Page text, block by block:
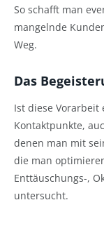
So schafft man
mangelnde
Weg.
Das
Ist diese
Kontaktpunkte,
denen man mit
die man
Enttäuschungs-,
untersucht.